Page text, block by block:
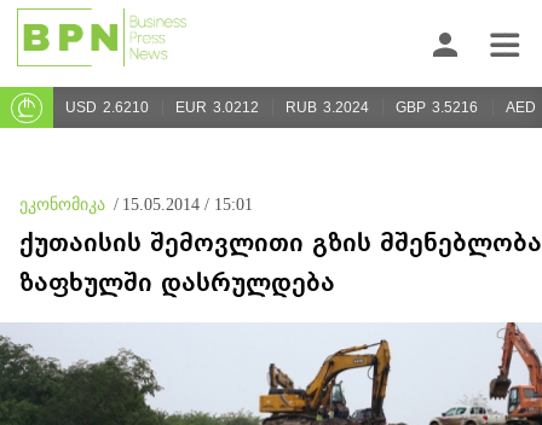
USD 2.6210 EUR 3.0212 RUB 3.2024 GBP 3.5216 AED
ეკონომიკა / 15.05.2014 / 15:01
ქუთაისის შემოვლითი გზის მშენებლობა
ზაფხულში დასრულდება